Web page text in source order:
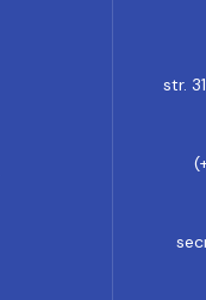
str.